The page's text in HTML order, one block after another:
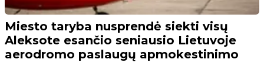
Miesto taryba nusprendė siekti visų
Aleksote esančio seniausio Lietuvoje
aerodromo paslaugų apmokestinimo